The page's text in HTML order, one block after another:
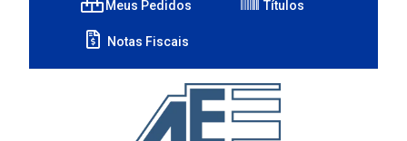
Meus Pedidos Títulos
Notas Fiscais